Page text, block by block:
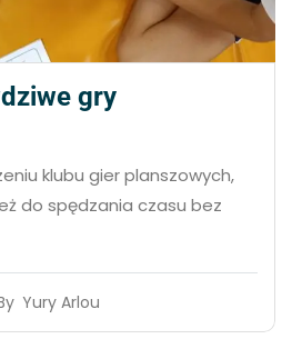
gry
klubu gier planszowych,
do spędzania czasu bez
Yury Arlou